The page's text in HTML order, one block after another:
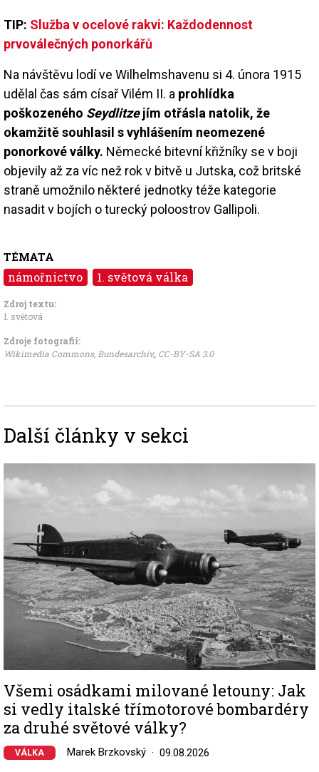
TIP: Služba v ocelové rakvi: Každodennost
prvoválečných ponorkářů
Na návštěvu lodí ve Wilhelmshavenu si 4. února 1915
udělal čas sám císař Vilém II. a prohlídka
poškozeného Seydlitzejím otřásla natolik, že
okamžitě souhlasil s vyhlášením neomezené
ponorkové války. Německé bitevní křižníky se v boji
objevily až za víc než rok v bitvě u Jutska, což britské
straně umožnilo některé jednotky téže kategorie
nasadit v bojích o turecký poloostrov Gallipoli.
TÉMATA
námořnictvo 1. světová válka
Zdroj textu:
I. světová
Zdroje fotografii:
Wikimedia Commons, Bundesarchiv,, CC-BY-SA 3.0
Další články v sekci
Všemi osádkami milované letouny: Jak
si vedly italské třímotorové bombardéry
za druhé světové války?
VÁLKA Marek Brzkovský 09.08.2026